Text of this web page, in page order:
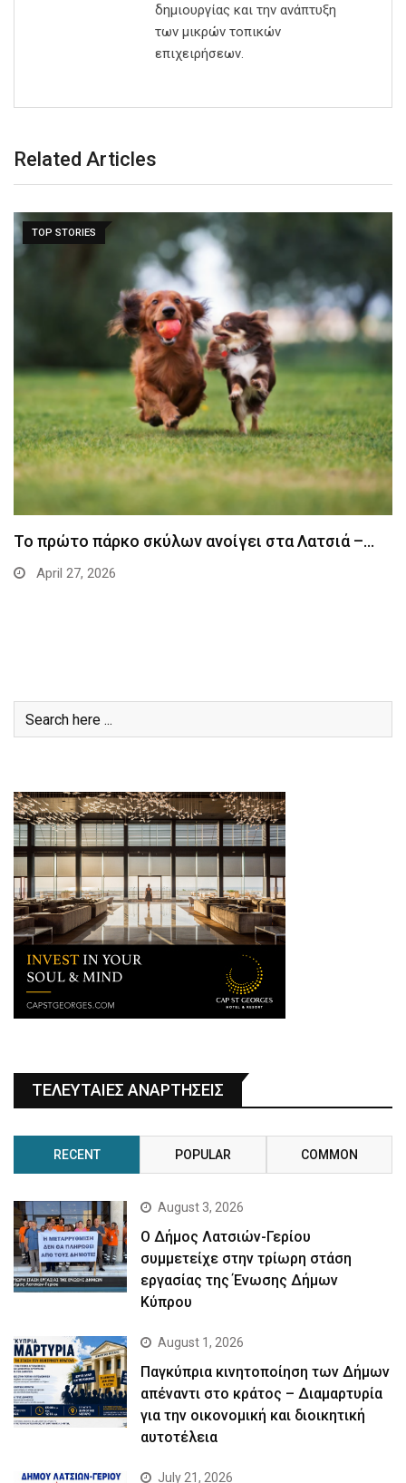
δημιουργίας και την ανάπτυξη
των μικρών τοπικών
επιχειρήσεων.
Related Articles
TOP STORIES
Το πρώτο πάρκο σκύλων ανοίγει στα Λατσιά –…
April 27, 2026
ΤΕΛΕΥΤΑΙΕΣ ΑΝΑΡΤΗΣΕΙΣ
RECENT POPULAR COMMON
August 3, 2026
Ο Δήμος Λατσιών-Γερίου
συμμετείχε στην τρίωρη στάση
εργασίας της Ένωσης Δήμων
Κύπρου
August 1, 2026
Παγκύπρια κινητοποίηση των Δήμων
απέναντι στο κράτος – Διαμαρτυρία
για την οικονομική και διοικητική
αυτοτέλεια
July 21, 2026